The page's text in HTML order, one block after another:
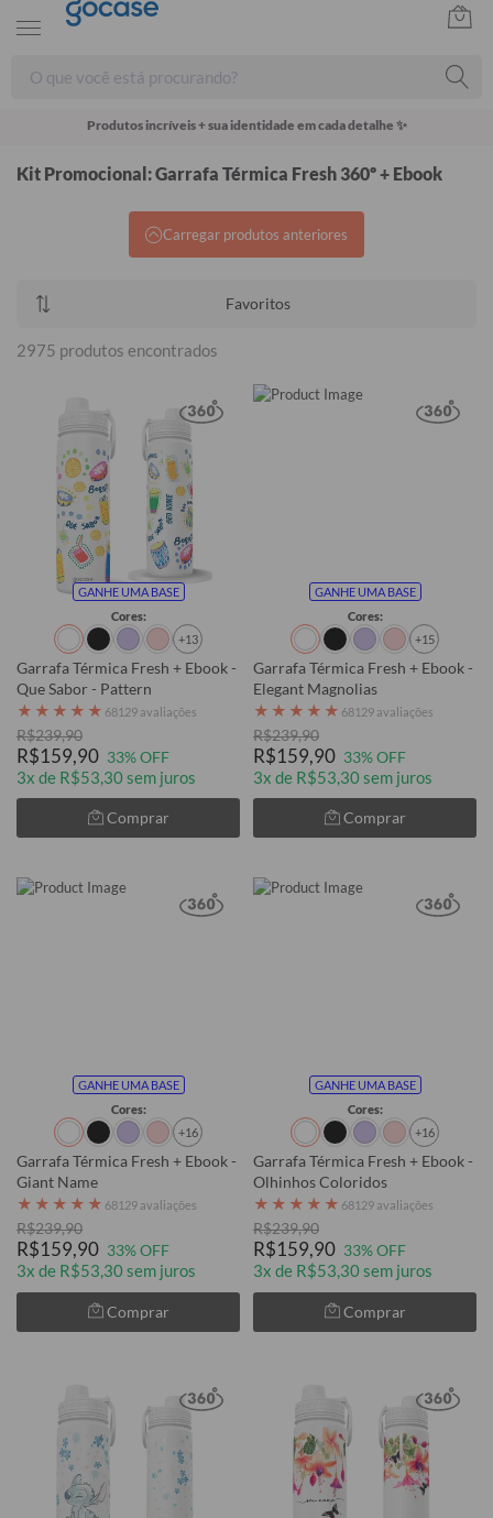
Produtos incríveis + sua identidade em cada detalhe ✨
Kit Promocional: Garrafa Térmica Fresh 360º + Ebook
Carregar produtos anteriores
Favoritos
2975 produtos encontrados
GANHE UMA BASE
Cores:
+13
Garrafa Térmica Fresh + Ebook -
Que Sabor - Pattern
★ ★ ★ ★ ★ 68129 avaliações
R$239,90
R$159,90 33% OFF
3x de R$53,30 sem juros
Comprar
GANHE UMA BASE
Cores:
+15
Garrafa Térmica Fresh + Ebook -
Elegant Magnolias
★ ★ ★ ★ ★ 68129 avaliações
R$239,90
R$159,90 33% OFF
3x de R$53,30 sem juros
Comprar
GANHE UMA BASE
Cores:
+16
Garrafa Térmica Fresh + Ebook -
Giant Name
★ ★ ★ ★ ★ 68129 avaliações
R$239,90
R$159,90 33% OFF
3x de R$53,30 sem juros
Comprar
GANHE UMA BASE
Cores:
+16
Garrafa Térmica Fresh + Ebook -
Olhinhos Coloridos
★ ★ ★ ★ ★ 68129 avaliações
R$239,90
R$159,90 33% OFF
3x de R$53,30 sem juros
Comprar